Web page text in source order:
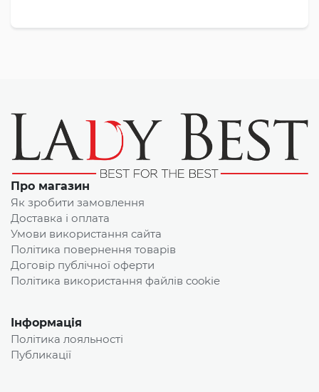
Про магазин
Як зробити замовлення
Доставка і оплата
Умови використання сайта
Політика повернення товарів
Договір публічної оферти
Політика використання файлів cookie
Інформація
Політика лояльності
Публикації